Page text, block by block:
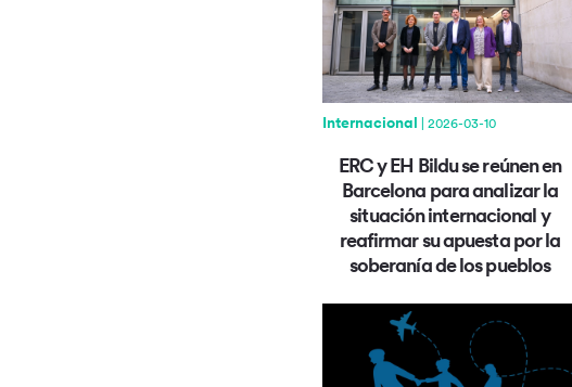
Internacional | 2026-03-10
ERC y EH Bildu se reúnen en
Barcelona para analizar la
situación internacional y
reafirmar su apuesta por la
soberanía de los pueblos